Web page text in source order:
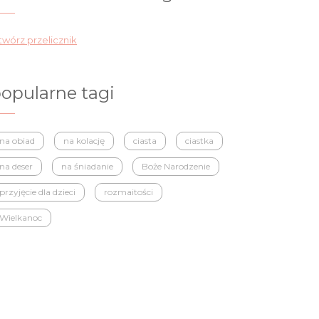
przelicznik
tagi
na obiad na kolację ciasta ciastka
na deser na śniadanie Boże Narodzenie
przyjęcie dla dzieci rozmaitości
Wielkanoc